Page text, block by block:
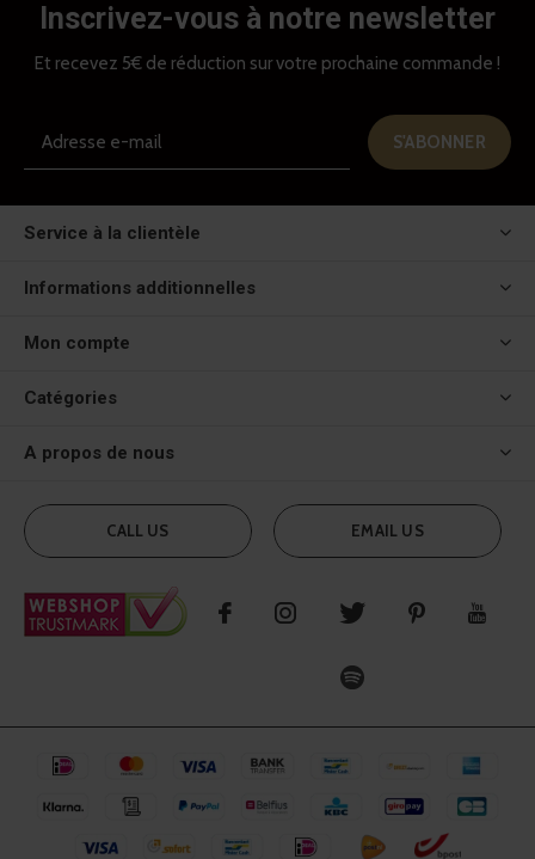
Inscrivez-vous à notre newsletter
Et recevez 5€ de réduction sur votre prochaine commande !
S'ABONNER
Service à la clientèle
Informations additionnelles
Mon compte
Catégories
A propos de nous
CALL US EMAIL US